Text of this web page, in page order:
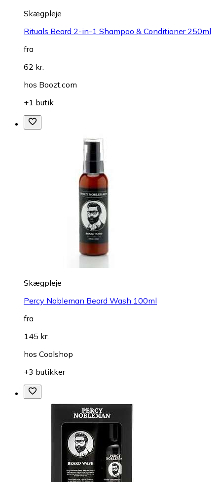
Skægpleje
Rituals Beard 2-in-1 Shampoo & Conditioner 250ml
fra
62 kr.
hos Boozt.com
+1 butik
Skægpleje
Percy Nobleman Beard Wash 100ml
fra
145 kr.
hos Coolshop
+3 butikker